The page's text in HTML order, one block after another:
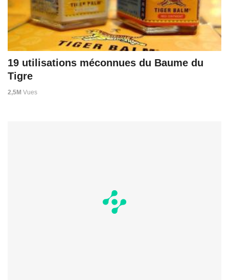
19 utilisations méconnues du Baume du
Tigre
2,5M Vues